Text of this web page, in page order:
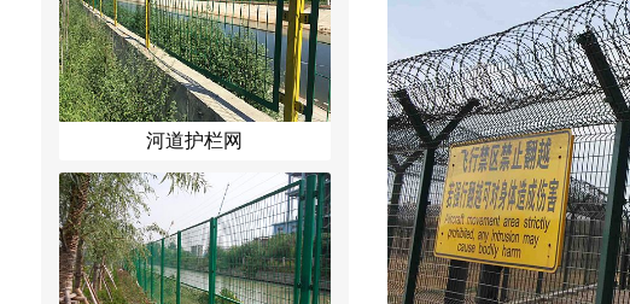
河道护栏网